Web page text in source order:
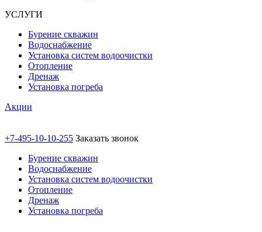
УСЛУГИ
Бурение скважин
Водоснабжение
Установка систем водоочистки
Отопление
Дренаж
Установка погреба
Акции
+7-495-10-10-255 Заказать звонок
Бурение скважин
Водоснабжение
Установка систем водоочистки
Отопление
Дренаж
Установка погреба